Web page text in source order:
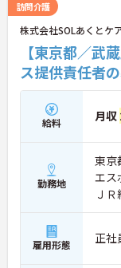
訪問介護
株式会社SOLあくとケ
【東京都／武
ス提供責任者
給料 月収
勤務地
東京
エス
Ｊ
雇用形態 正社